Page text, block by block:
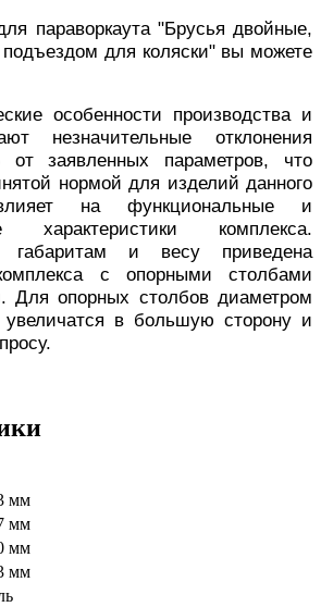
параворкаута "Брусья двойные,
подъездом для коляски" вы можете
особенности производства и
незначительные отклонения
заявленных параметров, что
нормой для изделий данного
на функциональные и
характеристики комплекса.
и весу приведена
с опорными столбами
Для опорных столбов диаметром
в большую сторону и
мм
мм
мм
мм